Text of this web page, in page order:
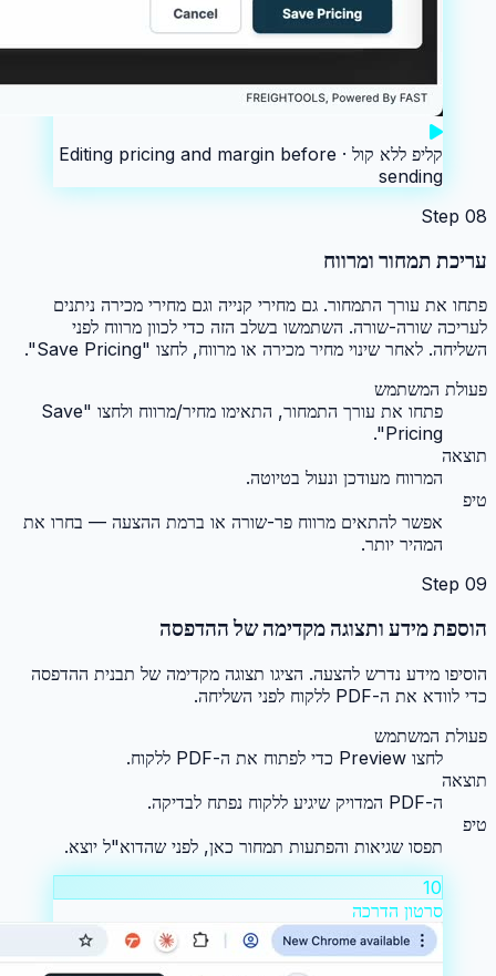
קליפ ללא קול · Editing pricing and margin before
sending
Step 08
עריכת תמחור ומרווח
פתחו את עורך התמחור. גם מחירי קנייה וגם מחירי מכירה ניתנים
לעריכה שורה-שורה. השתמשו בשלב הזה כדי לכוון מרווח לפני
השליחה. לאחר שינוי מחיר מכירה או מרווח, לחצו "Save Pricing".
פעולת המשתמש
פתחו את עורך התמחור, התאימו מחיר/מרווח ולחצו "Save
Pricing".
תוצאה
המרווח מעודכן ונעול בטיוטה.
טיפ
אפשר להתאים מרווח פר-שורה או ברמת ההצעה — בחרו את
המהיר יותר.
Step 09
הוספת מידע ותצוגה מקדימה של ההדפסה
הוסיפו מידע נדרש להצעה. הציגו תצוגה מקדימה של תבנית ההדפסה
כדי לוודא את ה-PDF ללקוח לפני השליחה.
פעולת המשתמש
לחצו Preview כדי לפתוח את ה-PDF ללקוח.
תוצאה
ה-PDF המדויק שיגיע ללקוח נפתח לבדיקה.
טיפ
תפסו שגיאות והפתעות תמחור כאן, לפני שהדוא"ל יוצא.
10
סרטון הדרכה